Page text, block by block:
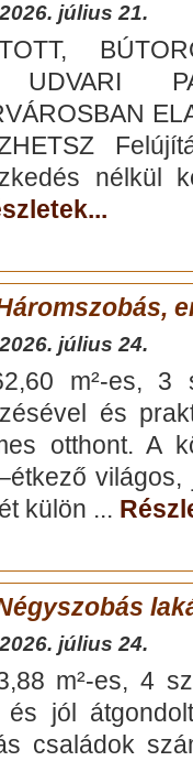
július 21.
nélkül
július 24.
m²-es, 3
és
otthont. A
külön ...
július 24.
m²-es, 4
és jól
családok